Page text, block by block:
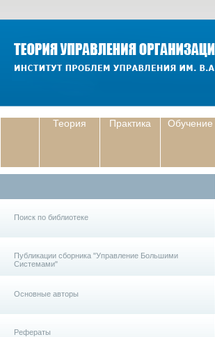
Теория Практика Обучение
Поиск по библиотеке
Публикации сборника "Управление Большими
Системами"
Основные авторы
Рефераты